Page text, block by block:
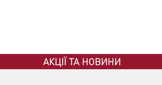
АКЦІЇ ТА НОВИНИ